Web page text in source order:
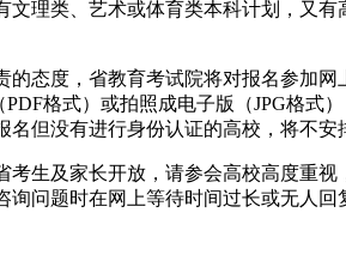
文理类、艺术或体育类本科计划，又
的态度，省教育考试院将对报名参加
格式）或拍照成电子版（JPG格式
但没有进行身份认证的高校，将不安
考生及家长开放，请参会高校高度重
问题时在网上等待时间过长或无人回